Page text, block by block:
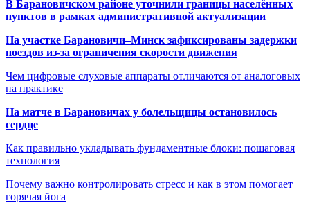
В Барановичском районе уточнили границы населённых
пунктов в рамках административной актуализации
На участке Барановичи–Минск зафиксированы задержки
поездов из-за ограничения скорости движения
Чем цифровые слуховые аппараты отличаются от аналоговых
на практике
На матче в Барановичах у болельщицы остановилось
сердце
Как правильно укладывать фундаментные блоки: пошаговая
технология
Почему важно контролировать стресс и как в этом помогает
горячая йога